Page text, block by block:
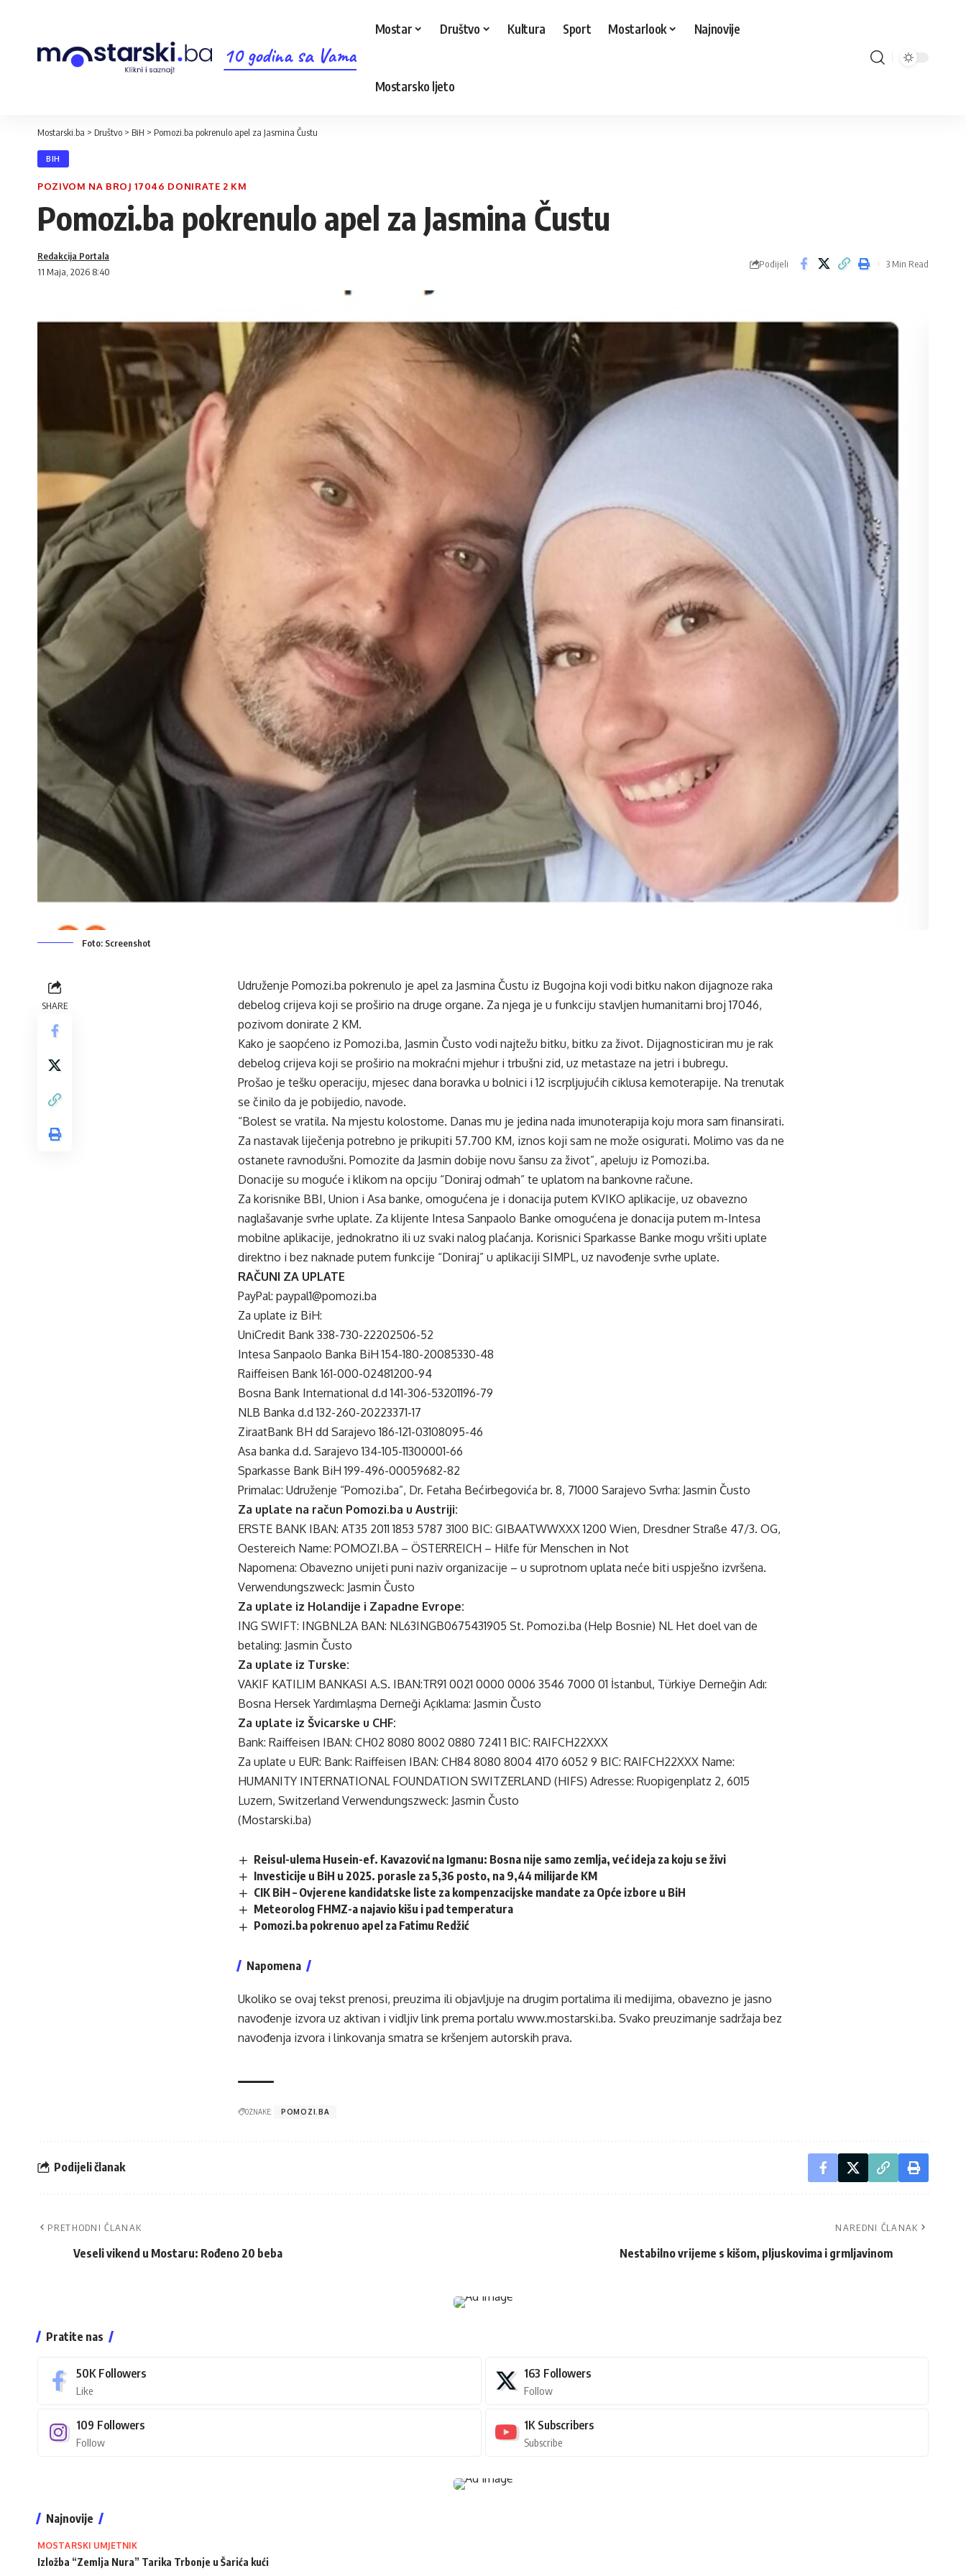
10 godina sa Vama
Mostar Društvo Kultura Sport Mostarlook Najnovije
Mostarsko ljeto
Mostarski.ba > Društvo > BiH > Pomozi.ba pokrenulo apel za Jasmina Čustu
BIH
POZIVOM NA BROJ 17046 DONIRATE 2 KM
Pomozi.ba pokrenulo apel za Jasmina Čustu
11 Maja, 2026 8:40
Redakcija Portala
Podijeli 3 Min Read
Foto: Screenshot
SHARE
Udruženje Pomozi.ba pokrenulo je apel za Jasmina Čustu iz Bugojna koji vodi bitku nakon dijagnoze raka
debelog crijeva koji se proširio na druge organe. Za njega je u funkciju stavljen humanitarni broj 17046,
pozivom donirate 2 KM.
Kako je saopćeno iz Pomozi.ba, Jasmin Čusto vodi najtežu bitku, bitku za život. Dijagnosticiran mu je rak
debelog crijeva koji se proširio na mokraćni mjehur i trbušni zid, uz metastaze na jetri i bubregu.
Prošao je tešku operaciju, mjesec dana boravka u bolnici i 12 iscrpljujućih ciklusa kemoterapije. Na trenutak
se činilo da je pobijedio, navode.
“Bolest se vratila. Na mjestu kolostome. Danas mu je jedina nada imunoterapija koju mora sam finansirati.
Za nastavak liječenja potrebno je prikupiti 57.700 KM, iznos koji sam ne može osigurati. Molimo vas da ne
ostanete ravnodušni. Pomozite da Jasmin dobije novu šansu za život”, apeluju iz Pomozi.ba.
Donacije su moguće i klikom na opciju “Doniraj odmah” te uplatom na bankovne račune.
Za korisnike BBI, Union i Asa banke, omogućena je i donacija putem KVIKO aplikacije, uz obavezno
naglašavanje svrhe uplate. Za klijente Intesa Sanpaolo Banke omogućena je donacija putem m-Intesa
mobilne aplikacije, jednokratno ili uz svaki nalog plaćanja. Korisnici Sparkasse Banke mogu vršiti uplate
direktno i bez naknade putem funkcije “Doniraj” u aplikaciji SIMPL, uz navođenje svrhe uplate.
RAČUNI ZA UPLATE
PayPal: paypal1@pomozi.ba
Za uplate iz BiH:
UniCredit Bank 338-730-22202506-52
Intesa Sanpaolo Banka BiH 154-180-20085330-48
Raiffeisen Bank 161-000-02481200-94
Bosna Bank International d.d 141-306-53201196-79
NLB Banka d.d 132-260-20223371-17
ZiraatBank BH dd Sarajevo 186-121-03108095-46
Asa banka d.d. Sarajevo 134-105-11300001-66
Sparkasse Bank BiH 199-496-00059682-82
Primalac: Udruženje “Pomozi.ba”, Dr. Fetaha Bećirbegovića br. 8, 71000 Sarajevo Svrha: Jasmin Čusto
Za uplate na račun Pomozi.ba u Austriji:
ERSTE BANK IBAN: AT35 2011 1853 5787 3100 BIC: GIBAATWWXXX 1200 Wien, Dresdner Straße 47/3. OG,
Oestereich Name: POMOZI.BA – ÖSTERREICH – Hilfe für Menschen in Not
Napomena: Obavezno unijeti puni naziv organizacije – u suprotnom uplata neće biti uspješno izvršena.
Verwendungszweck: Jasmin Čusto
Za uplate iz Holandije i Zapadne Evrope:
ING SWIFT: INGBNL2A BAN: NL63INGB0675431905 St. Pomozi.ba (Help Bosnie) NL Het doel van de
betaling: Jasmin Čusto
Za uplate iz Turske:
VAKIF KATILIM BANKASI A.S. IBAN:TR91 0021 0000 0006 3546 7000 01 İstanbul, Türkiye Derneğin Adı:
Bosna Hersek Yardımlaşma Derneği Açıklama: Jasmin Čusto
Za uplate iz Švicarske u CHF:
Bank: Raiffeisen IBAN: CH02 8080 8002 0880 7241 1 BIC: RAIFCH22XXX
Za uplate u EUR: Bank: Raiffeisen IBAN: CH84 8080 8004 4170 6052 9 BIC: RAIFCH22XXX Name:
HUMANITY INTERNATIONAL FOUNDATION SWITZERLAND (HIFS) Adresse: Ruopigenplatz 2, 6015
Luzern, Switzerland Verwendungszweck: Jasmin Čusto
(Mostarski.ba)
Reisul-ulema Husein-ef. Kavazović na Igmanu: Bosna nije samo zemlja, već ideja za koju se živi
Investicije u BiH u 2025. porasle za 5,36 posto, na 9,44 milijarde KM
CIK BiH – Ovjerene kandidatske liste za kompenzacijske mandate za Opće izbore u BiH
Meteorolog FHMZ-a najavio kišu i pad temperatura
Pomozi.ba pokrenuo apel za Fatimu Redžić
Napomena
Ukoliko se ovaj tekst prenosi, preuzima ili objavljuje na drugim portalima ili medijima, obavezno je jasno
navođenje izvora uz aktivan i vidljiv link prema portalu www.mostarski.ba. Svako preuzimanje sadržaja bez
navođenja izvora i linkovanja smatra se kršenjem autorskih prava.
OZNAKE: POMOZI.BA
Podijeli članak
PRETHODNI ČLANAK
Veseli vikend u Mostaru: Rođeno 20 beba
NAREDNI ČLANAK
Nestabilno vrijeme s kišom, pljuskovima i grmljavinom
Pratite nas
50K Followers
Like
163 Followers
Follow
109 Followers
Follow
1K Subscribers
Subscribe
Najnovije
MOSTARSKI UMJETNIK
Izložba “Zemlja Nura” Tarika Trbonje u Šarića kući